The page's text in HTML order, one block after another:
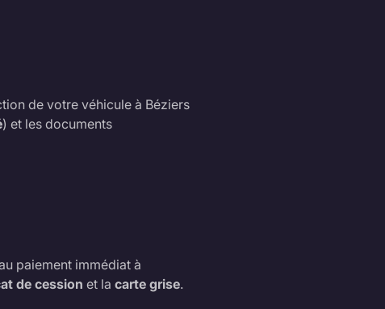
de votre véhicule à Béziers
) et les documents
paiement immédiat à
de cession et la carte grise.